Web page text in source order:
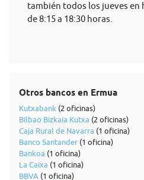
también todos los jueves
de 8:15 a 18:30 horas.
Otros bancos en Ermua
Kutxabank (2 oficinas)
Bilbao Bizkaia Kutxa (2 oficinas)
Caja Rural de Navarra (1 oficina)
Banco Santander (1 oficina)
Bankoa (1 oficina)
La Caixa (1 oficina)
BBVA (1 oficina)